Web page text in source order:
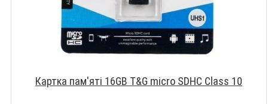
Картка пам'яті 16GB T&G micro SDHC Class 10